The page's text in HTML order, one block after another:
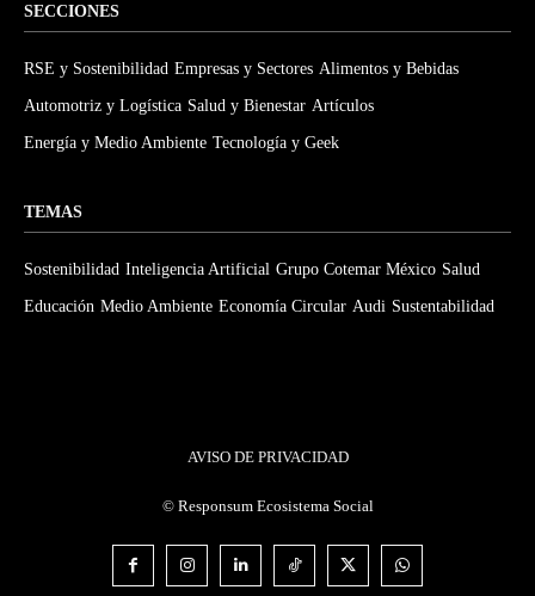
SECCIONES
RSE y Sostenibilidad Empresas y Sectores Alimentos y Bebidas
Automotriz y Logística Salud y Bienestar Artículos
Energía y Medio Ambiente Tecnología y Geek
TEMAS
Sostenibilidad Inteligencia Artificial Grupo Cotemar México Salud
Educación Medio Ambiente Economía Circular Audi Sustentabilidad
AVISO DE PRIVACIDAD
© Responsum Ecosistema Social